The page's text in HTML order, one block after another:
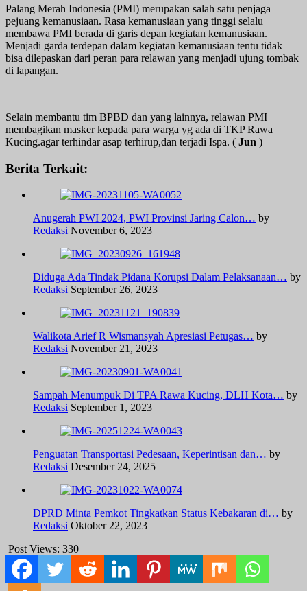
Palang Merah Indonesia (PMI) merupakan salah satu penjaga
pejuang kemanusiaan. Rasa kemanusiaan yang tinggi selalu
membawa PMI berada di garis depan kegiatan kemanusiaan.
Menjadi garda terdepan dalam kegiatan kemanusiaan tentu tidak
bisa dilepaskan dari peran para relawan yang menjadi ujung tombak
di lapangan.
Selain membantu tim BPBD dan yang lainnya, relawan PMI
membagikan masker kepada para warga yg ada di TKP Rawa
Kucing.agar terhindar asap terhirup,dan terjadi Ispa. ( Jun )
Berita Terkait:
Anugerah PWI 2024, PWI Provinsi Jaring Calon… by
Redaksi November 6, 2023
Diduga Ada Tindak Pidana Korupsi Dalam Pelaksanaan… by
Redaksi September 26, 2023
Walikota Arief R Wismansyah Apresiasi Petugas… by
Redaksi November 21, 2023
Sampah Menumpuk Di TPA Rawa Kucing, DLH Kota… by
Redaksi September 1, 2023
Penguatan Transportasi Pedesaan, Keperintisan dan… by
Redaksi Desember 24, 2025
DPRD Minta Pemkot Tingkatkan Status Kebakaran di… by
Redaksi Oktober 22, 2023
Post Views: 330